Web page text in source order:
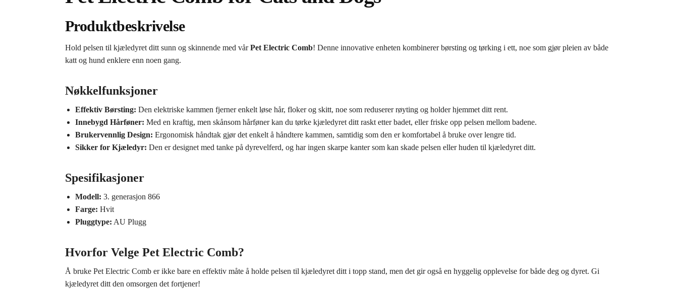
Produktbeskrivelse
Hold pelsen til kjæledyret ditt sunn og skinnende med vårPet Electric Comb! Denne innovative enheten kombinerer børsting og tørking i ett, noe som gjør pleien av både
katt og hund enklere enn noen gang.
Nøkkelfunksjoner
Effektiv Børsting: Den elektriske kammen fjerner enkelt løse hår, floker og skitt, noe som reduserer røyting og holder hjemmet ditt rent.
Innebygd Hårføner: Med en kraftig, men skånsom hårføner kan du tørke kjæledyret ditt raskt etter badet, eller friske opp pelsen mellom badene.
Brukervennlig Design: Ergonomisk håndtak gjør det enkelt å håndtere kammen, samtidig som den er komfortabel å bruke over lengre tid.
Sikker for Kjæledyr: Den er designet med tanke på dyrevelferd, og har ingen skarpe kanter som kan skade pelsen eller huden til kjæledyret ditt.
Spesifikasjoner
Modell: 3. generasjon 866
Farge: Hvit
Pluggtype: AU Plugg
Hvorfor Velge Pet Electric Comb?
Å bruke Pet Electric Comb er ikke bare en effektiv måte å holde pelsen til kjæledyret ditt i topp stand, men det gir også en hyggelig opplevelse for både deg og dyret. Gi
kjæledyret ditt den omsorgen det fortjener!